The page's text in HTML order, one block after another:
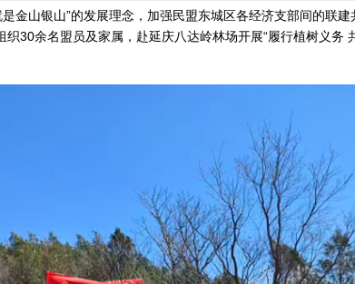
金山银山”的发展理念，加强民盟东城区各经济支部间的联
30余名盟员及家属，赴延庆八达岭林场开展“履行植树义务